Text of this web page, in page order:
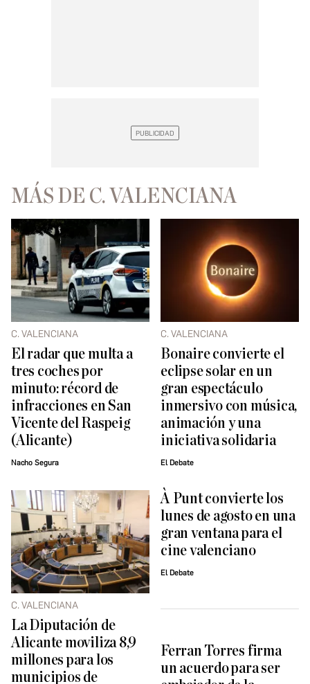
MÁS DE C. VALENCIANA
C. VALENCIANA
El radar que multa a
tres coches por
minuto: récord de
infracciones en San
Vicente del Raspeig
(Alicante)
Nacho Segura
C. VALENCIANA
Bonaire convierte el
eclipse solar en un
gran espectáculo
inmersivo con música,
animación y una
iniciativa solidaria
El Debate
C. VALENCIANA
La Diputación de
Alicante moviliza 8,9
millones para los
municipios de
À Punt convierte los
lunes de agosto en una
gran ventana para el
cine valenciano
El Debate
Ferran Torres firma
un acuerdo para ser